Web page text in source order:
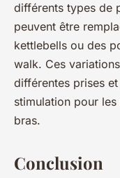
différents types de
peuvent être
kettlebells ou des
walk. Ces
différentes prises
stimulation pour les
bras.
Conclusion